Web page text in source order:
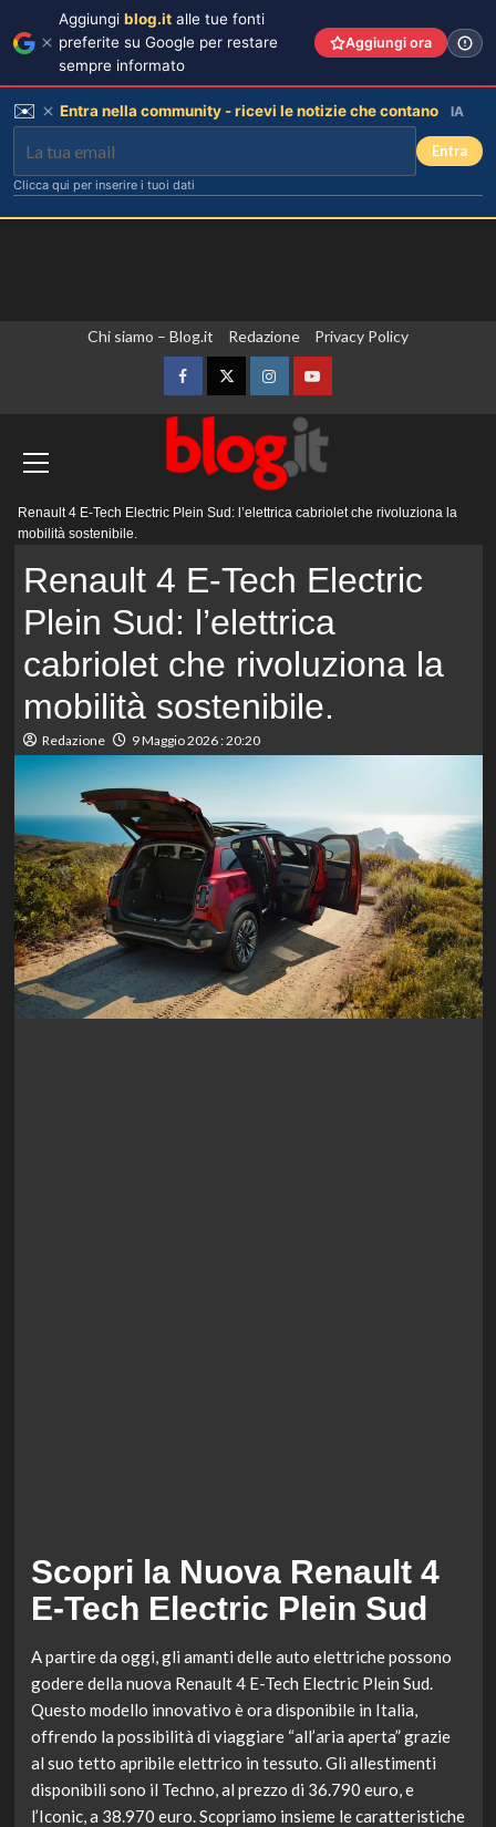
Chi siamo – Blog.it Redazione Privacy Policy
FacebookTwitterInstagramYouTube
principale
Renault 4 E-Tech Electric Plein Sud: l’elettrica cabriolet che rivoluziona la
mobilità sostenibile.
Renault 4 E-Tech Electric
Plein Sud: l’elettrica
cabriolet che rivoluziona la
mobilità sostenibile.
Redazione 9 Maggio 2026 : 20:20
Scopri la Nuova Renault 4
E-Tech Electric Plein Sud
A partire da oggi, gli amanti delle auto elettriche possono
godere della nuova Renault 4 E-Tech Electric Plein Sud.
Questo modello innovativo è ora disponibile in Italia,
offrendo la possibilità di viaggiare “all’aria aperta” grazie
al suo tetto apribile elettrico in tessuto. Gli allestimenti
disponibili sono il Techno, al prezzo di 36.790 euro, e
l’Iconic, a 38.970 euro. Scopriamo insieme le caratteristiche
Aggiungi blog.it alle tue fonti
preferite su Google per restare
sempre informato
Aggiungi ora
✉️ Entra nella community - ricevi le notizie che contano IA
Entra
Clicca qui per inserire i tuoi dati